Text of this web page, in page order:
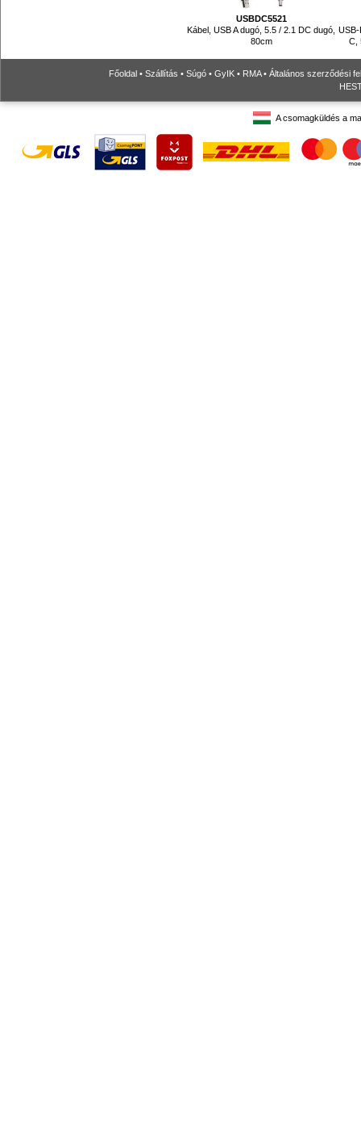
USBDC5521
Kábel, USB A dugó, 5.5 / 2.1 DC dugó,
80cm
C,
Főoldal • Szállítás • Súgó • GyIK • RMA• Általános szerződési
A csomagküldés a